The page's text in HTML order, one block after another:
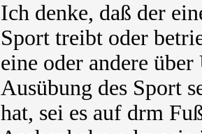
Ich denke, daß der
Sport treibt oder
eine oder andere
Ausübung des Sport
hat, sei es auf drm